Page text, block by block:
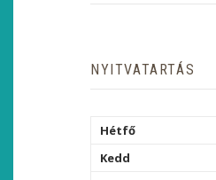
NYITVATARTÁS
Hétfő
Kedd